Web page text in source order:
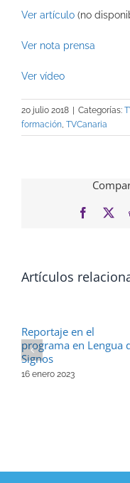
Ver artículo (no
Ver nota prensa
Ver vídeo
20 julio 2018 Categorías:
formación, TVCanaria
Artículos
Reportaje en el
programa en Lengua
Signos
16 enero 2023